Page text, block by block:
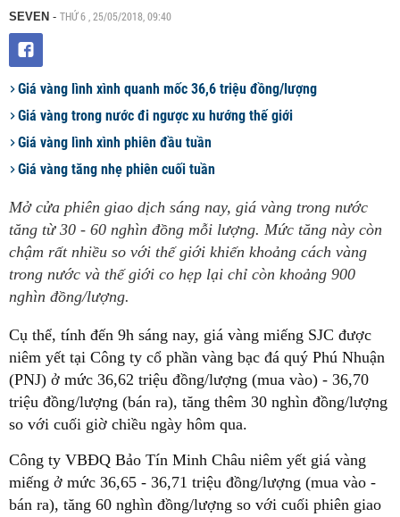
SEVEN - THỨ 6 , 25/05/2018, 09:40
Giá vàng lình xình quanh mốc 36,6 triệu đồng/lượng
Giá vàng trong nước đi ngược xu hướng thế giới
Giá vàng lình xình phiên đầu tuần
Giá vàng tăng nhẹ phiên cuối tuần
Mở cửa phiên giao dịch sáng nay, giá vàng trong nước
tăng từ 30 - 60 nghìn đồng mỗi lượng. Mức tăng này còn
chậm rất nhiều so với thế giới khiến khoảng cách vàng
trong nước và thế giới co hẹp lại chỉ còn khoảng 900
nghìn đồng/lượng.
Cụ thể, tính đến 9h sáng nay, giá vàng miếng SJC được
niêm yết tại Công ty cổ phần vàng bạc đá quý Phú Nhuận
(PNJ) ở mức 36,62 triệu đồng/lượng (mua vào) - 36,70
triệu đồng/lượng (bán ra), tăng thêm 30 nghìn đồng/lượng
so với cuối giờ chiều ngày hôm qua.
Công ty VBĐQ Bảo Tín Minh Châu niêm yết giá vàng
miếng ở mức 36,65 - 36,71 triệu đồng/lượng (mua vào -
bán ra), tăng 60 nghìn đồng/lượng so với cuối phiên giao